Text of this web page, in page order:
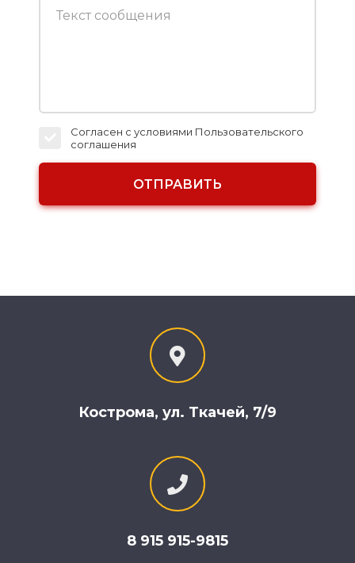
Согласен с условиями Пользовательского
соглашения
Кострома, ул. Ткачей, 7/9
8 915 915-9815